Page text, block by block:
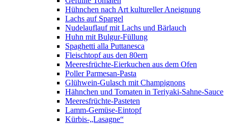
Hühnchen nach Art kultureller Aneignung
Lachs auf Spargel
Nudelauflauf mit Lachs und Bärlauch
Huhn mit Bulgur-Füllung
Spaghetti alla Puttanesca
Fleischtopf aus den 80ern
Meeresfrüchte-Eierkuchen aus dem Ofen
Poller Parmesan-Pasta
Glühwein-Gulasch mit Champignons
Hähnchen und Tomaten in Teriyaki-Sahne-Sauce
Meeresfrüchte-Pasteten
Lamm-Gemüse-Eintopf
Kürbis-„Lasagne“